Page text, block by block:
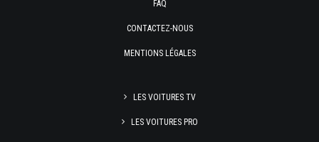
FAQ
CONTACTEZ-NOUS
MENTIONS LÉGALES
LES VOITURES TV
LES VOITURES PRO